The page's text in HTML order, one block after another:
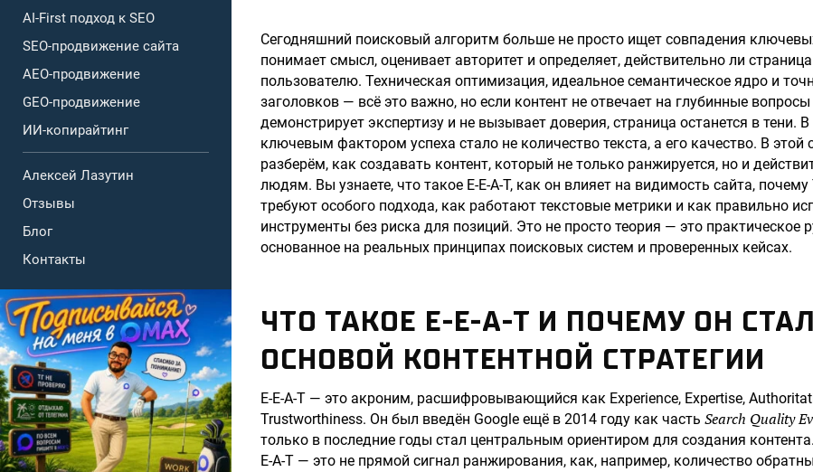
AI-First подход к SEO
SEO-продвижение сайта
AEO-продвижение
GEO-продвижение
ИИ-копирайтинг
Алексей Лазутин
Отзывы
Блог
Контакты
Сегодняшний поисковый алгоритм больше не просто ищет совпадения
понимает смысл, оценивает авторитет и определяет, действительно ли
пользователю. Техническая оптимизация, идеальное семантическое ядро и
заголовков — всё это важно, но если контент не отвечает на глубинные вопросы
демонстрирует экспертизу и не вызывает доверия, страница останется в тени. В
ключевым фактором успеха стало не количество текста, а его качество. В
разберём, как создавать контент, который не только ранжируется, но и
людям. Вы узнаете, что такое E-E-A-T, как он влияет на видимость сайта, почему
требуют особого подхода, как работают текстовые метрики и как правильно
инструменты без риска для позиций. Это не просто теория — это практическое
основанное на реальных принципах поисковых систем и проверенных кейсах.
ЧТО ТАКОЕ E-E-A-T И ПОЧЕМУ ОН СТАЛ
ОСНОВОЙ КОНТЕНТНОЙ СТРАТЕГИИ
E-E-A-T — это акроним, расшифровывающийся как Experience, Expertise,
Trustworthiness. Он был введён Google ещё в 2014 году как часть Search Quality
только в последние годы стал центральным ориентиром для создания
E-A-T — это не прямой сигнал ранжирования, как, например, количество